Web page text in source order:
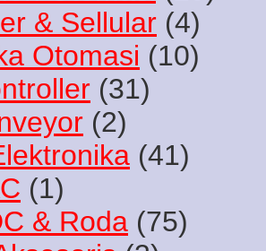
& Sellular (4)
Otomasi (10)
(31)
(2)
(41)
(1)
& Roda (75)